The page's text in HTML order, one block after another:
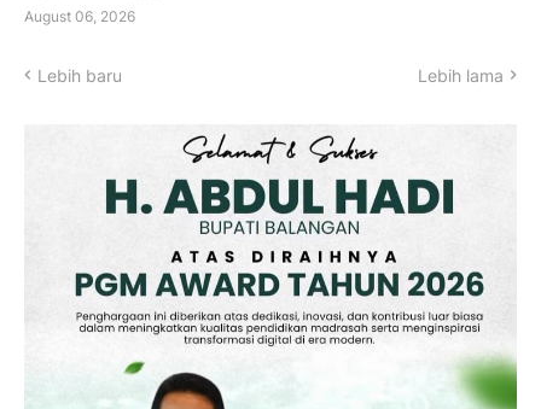
August 06, 2026
Lebih baru Lebih lama